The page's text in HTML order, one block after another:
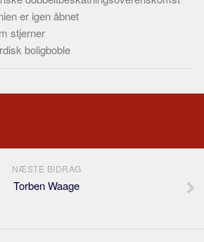
er igen åbnet
stjerner
boligboble
NÆSTE BIDRAG
Torben Waage